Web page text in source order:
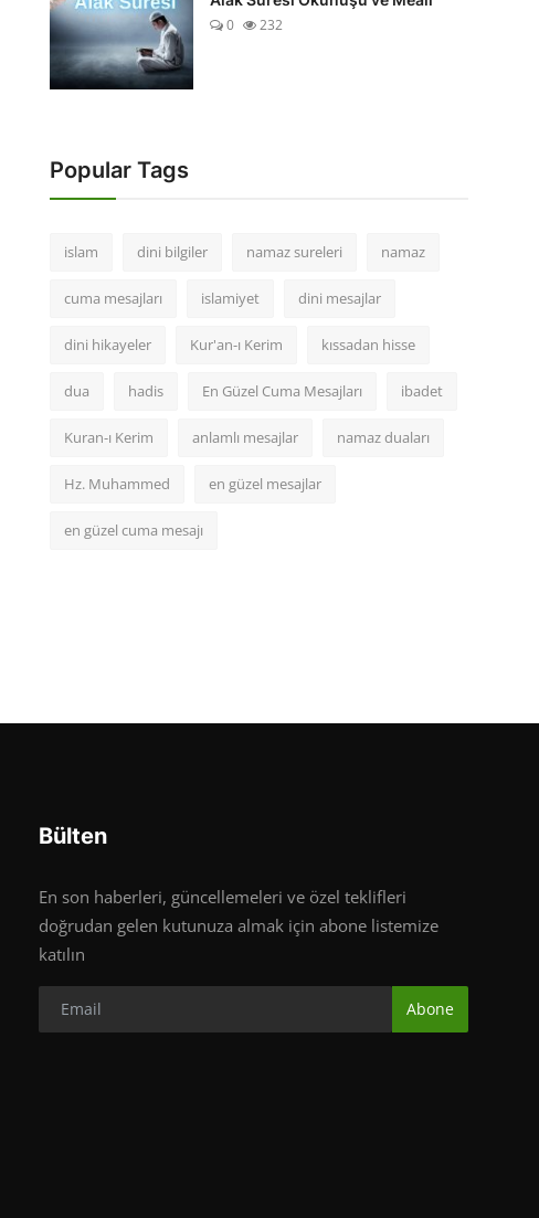
0
232
Popular Tags
islam dini bilgiler namaz sureleri namaz
cuma mesajları islamiyet dini mesajlar
dini hikayeler Kur'an-ı Kerim kıssadan hisse
dua hadis En Güzel Cuma Mesajları ibadet
Kuran-ı Kerim anlamlı mesajlar namaz duaları
Hz. Muhammed en güzel mesajlar
en güzel cuma mesajı
Bülten
En son haberleri, güncellemeleri ve özel teklifleri
doğrudan gelen kutunuza almak için abone listemize
katılın
Abone